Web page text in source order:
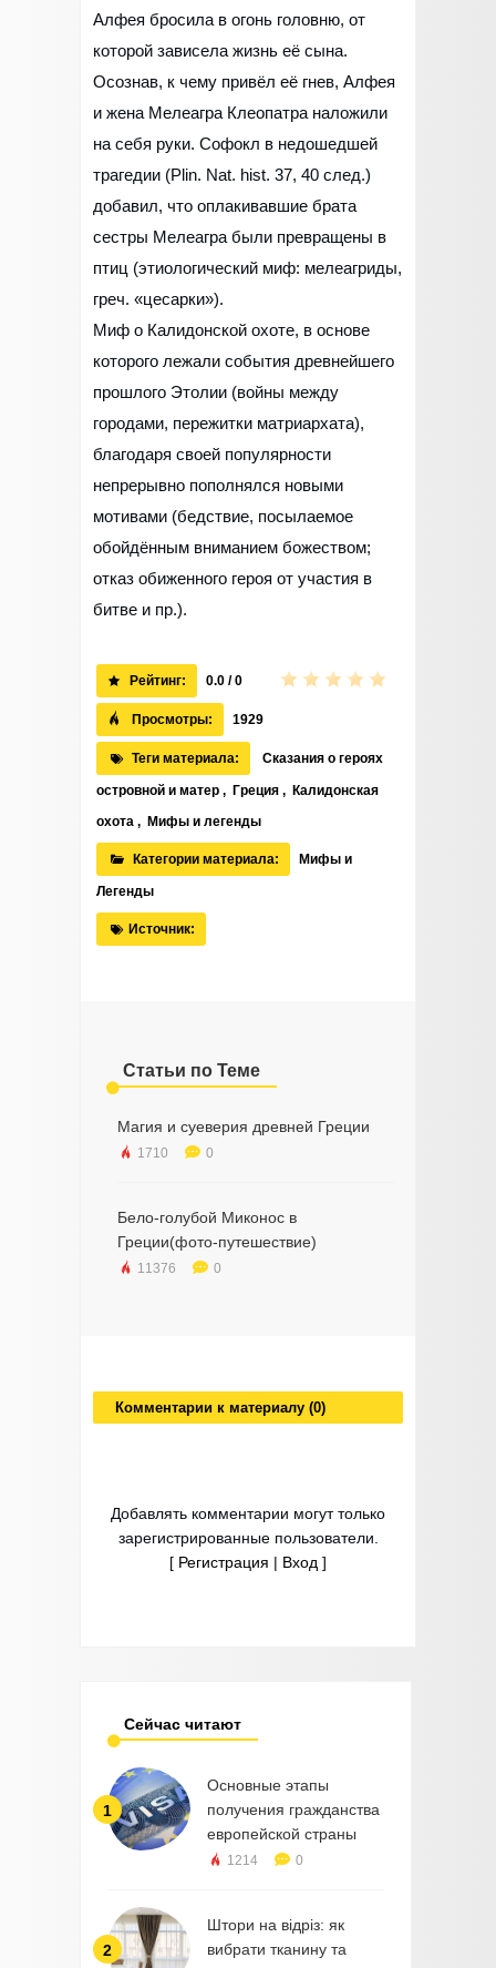
Алфея бросила в огонь головню, от
которой зависела жизнь её сына.
Осознав, к чему привёл её гнев, Алфея
и жена Мелеагра Клеопатра наложили
на себя руки. Софокл в недошедшей
трагедии (Plin. Nat. hist. 37, 40 след.)
добавил, что оплакивавшие брата
сестры Мелеагра были превращены в
птиц (этиологический миф: мелеагриды,
греч. «цесарки»).
Миф о Калидонской охоте, в основе
которого лежали события древнейшего
прошлого Этолии (войны между
городами, пережитки матриархата),
благодаря своей популярности
непрерывно пополнялся новыми
мотивами (бедствие, посылаемое
обойдённым вниманием божеством;
отказ обиженного героя от участия в
битве и пр.).
Рейтинг: 0.0 / 0
Просмотры: 1929
Теги материала: Сказания о героях
островной и матер , Греция , Калидонская
охота , Мифы и легенды
Категории материала: Мифы и
Легенды
Источник:
Статьи по Теме
Магия и суеверия древней Греции
1710 0
Бело-голубой Миконос в
Греции(фото-путешествие)
11376 0
Комментарии к материалу (0)
Добавлять комментарии могут только
зарегистрированные пользователи.
[ Регистрация | Вход ]
Сейчас читают
1
Основные этапы
получения гражданства
европейской страны
1214 0
2
Штори на відріз: як
вибрати тканину та